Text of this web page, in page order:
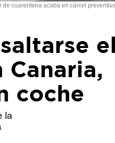
cuarentena acaba en cárcel
el
coche
la